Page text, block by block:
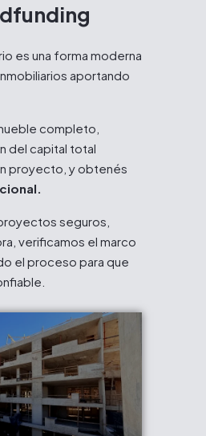
es una forma moderna
aportando
completo,
del capital total
proyecto, y obtenés
seguros,
verificamos el marco
el proceso para que